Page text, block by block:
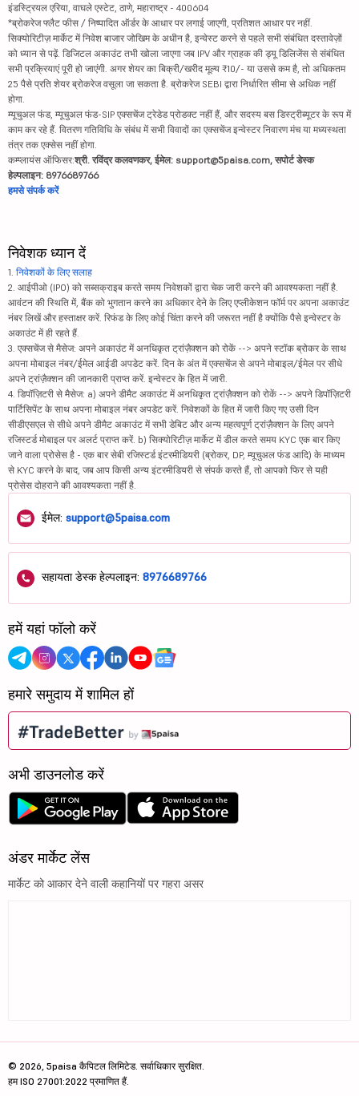
इंडस्ट्रियल एरिया, वाघले एस्टेट, ठाणे, महाराष्ट्र - 400604
*ब्रोकरेज फ्लैट फीस / निष्पादित ऑर्डर के आधार पर लगाई जाएगी, प्रतिशत आधार पर नहीं.
सिक्योरिटीज़ मार्केट में निवेश बाजार जोखिम के अधीन है, इन्वेस्ट करने से पहले सभी संबंधित दस्तावेज़ों
को ध्यान से पढ़ें. डिजिटल अकाउंट तभी खोला जाएगा जब IPV और ग्राहक की ड्यू डिलिजेंस से संबंधित
सभी प्रक्रियाएं पूरी हो जाएंगी. अगर शेयर का बिक्री/खरीद मूल्य ₹10/- या उससे कम है, तो अधिकतम
25 पैसे प्रति शेयर ब्रोकरेज वसूला जा सकता है. ब्रोकरेज SEBI द्वारा निर्धारित सीमा से अधिक नहीं
होगा.
म्यूचुअल फंड, म्यूचुअल फंड-SIP एक्सचेंज ट्रेडेड प्रोडक्ट नहीं हैं, और सदस्य बस डिस्ट्रीब्यूटर के रूप में
काम कर रहे हैं. वितरण गतिविधि के संबंध में सभी विवादों का एक्सचेंज इन्वेस्टर निवारण मंच या मध्यस्थता
तंत्र तक एक्सेस नहीं होगा.
कम्प्लायंस ऑफिसर:श्री. रविंद्र कलवणकर, ईमेल: support@5paisa.com, सपोर्ट डेस्क
हेल्पलाइन: 8976689766
हमसे संपर्क करें
निवेशक ध्यान दें
1. निवेशकों के लिए सलाह
2. आईपीओ (IPO) को सब्सक्राइब करते समय निवेशकों द्वारा चेक जारी करने की आवश्यकता नहीं है.
आवंटन की स्थिति में, बैंक को भुगतान करने का अधिकार देने के लिए एप्लीकेशन फॉर्म पर अपना अकाउंट
नंबर लिखें और हस्ताक्षर करें. रिफंड के लिए कोई चिंता करने की जरूरत नहीं है क्योंकि पैसे इन्वेस्टर के
अकाउंट में ही रहते हैं.
3. एक्सचेंज से मैसेज: अपने अकाउंट में अनधिकृत ट्रांज़ैक्शन को रोकें --> अपने स्टॉक ब्रोकर के साथ
अपना मोबाइल नंबर/ईमेल आईडी अपडेट करें. दिन के अंत में एक्सचेंज से अपने मोबाइल/ईमेल पर सीधे
अपने ट्रांज़ैक्शन की जानकारी प्राप्त करें. इन्वेस्टर के हित में जारी.
4. डिपॉज़िटरी से मैसेज: a) अपने डीमैट अकाउंट में अनधिकृत ट्रांज़ैक्शन को रोकें --> अपने डिपॉज़िटरी
पार्टिसिपेंट के साथ अपना मोबाइल नंबर अपडेट करें. निवेशकों के हित में जारी किए गए उसी दिन
सीडीएसएल से सीधे अपने डीमैट अकाउंट में सभी डेबिट और अन्य महत्वपूर्ण ट्रांज़ैक्शन के लिए अपने
रजिस्टर्ड मोबाइल पर अलर्ट प्राप्त करें. b) सिक्योरिटीज़ मार्केट में डील करते समय KYC एक बार किए
जाने वाला प्रोसेस है - एक बार सेबी रजिस्टर्ड इंटरमीडियरी (ब्रोकर, DP, म्यूचुअल फंड आदि) के माध्यम
से KYC करने के बाद, जब आप किसी अन्य इंटरमीडियरी से संपर्क करते हैं, तो आपको फिर से यही
प्रोसेस दोहराने की आवश्यकता नहीं है.
ईमेल: support@5paisa.com
सहायता डेस्क हेल्पलाइन: 8976689766
हमें यहां फॉलो करें
हमारे समुदाय में शामिल हों
अभी डाउनलोड करें
अंडर मार्केट लेंस
मार्केट को आकार देने वाली कहानियों पर गहरा असर
© 2026, 5paisa कैपिटल लिमिटेड. सर्वाधिकार सुरक्षित.
हम ISO 27001:2022 प्रमाणित हैं.